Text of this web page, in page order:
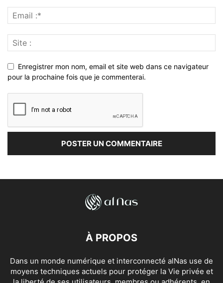
Enregistrer mon nom, email et site web dans ce navigateur
pour la prochaine fois que je commenterai.
À PROPOS
Dans un monde numérique et interconnecté alNas use de
moyens techniques actuels pour protéger la Vie privée et